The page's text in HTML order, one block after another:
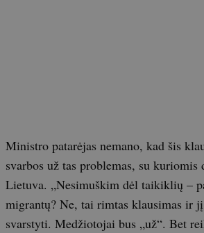
Ministro patarėjas nemano, kad šis
svarbos už tas problemas, su kuriomis
Lietuva. „Nesimuškim dėl taikiklių –
migrantų? Ne, tai rimtas klausimas ir
svarstyti. Medžiotojai bus „už“. Bet